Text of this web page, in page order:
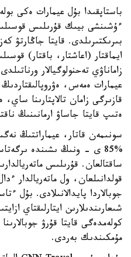
باستاپقىدا بۇل عيمارات ەكى
ءۇشىنشى بيىك قۇرىلىس
بىرىكتىرىلدى. قايتا جاڭارتۋ
ايماقتار (اعاشتار، باقتار)
زاماناۋي تەحنولوگيالار
عيمارات ەمەس،
قازىرگى زامان تالاپتارىنا
ەتىپ قايتا جاساۋ ارمانىنىڭ
سونىمەن قاتار، عيماراتتىڭ
%85 ى - ونىڭ ىشىندە
قولدانىلعان، ول ماتەريالدار
جوبالاردا پايدالانىلادى. بۇل
شىعارىندىلارىن ايتارلىقتاي
كولەمدەگى قايتا قۇرۋ
مۇمكىندىك بەردى.